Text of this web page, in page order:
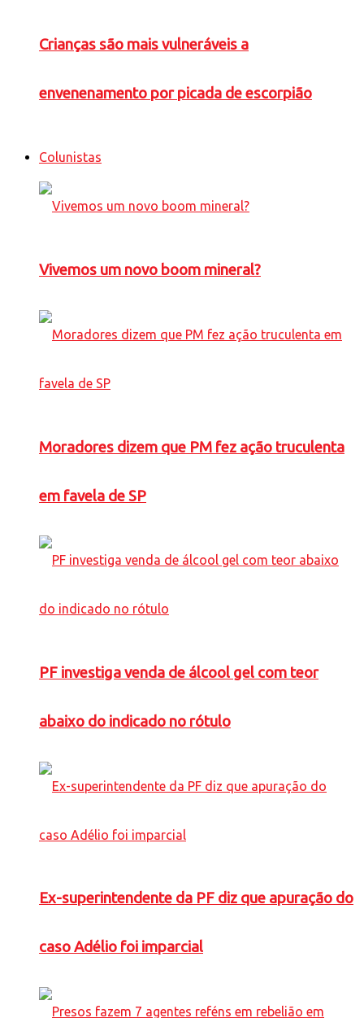
Crianças são mais vulneráveis a
envenenamento por picada de escorpião
Colunistas
Vivemos um novo boom mineral?
Moradores dizem que PM fez ação truculenta
em favela de SP
PF investiga venda de álcool gel com teor
abaixo do indicado no rótulo
Ex-superintendente da PF diz que apuração do
caso Adélio foi imparcial